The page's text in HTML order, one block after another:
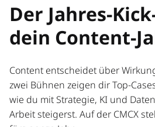
Der Jahres-
dein Content-
Content entscheidet über
zwei Bühnen zeigen dir Top-
wie du mit Strategie, KI und
Arbeit steigerst. Auf der CMCX